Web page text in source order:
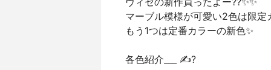
マーブル模様が可愛い2色は限定
もう1つは定番カラーの新色✨
各色紹介___ ✍?